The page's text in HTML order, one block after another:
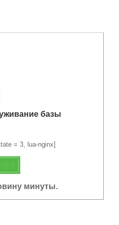
базы
= 3, lua-nginx]
минуты.